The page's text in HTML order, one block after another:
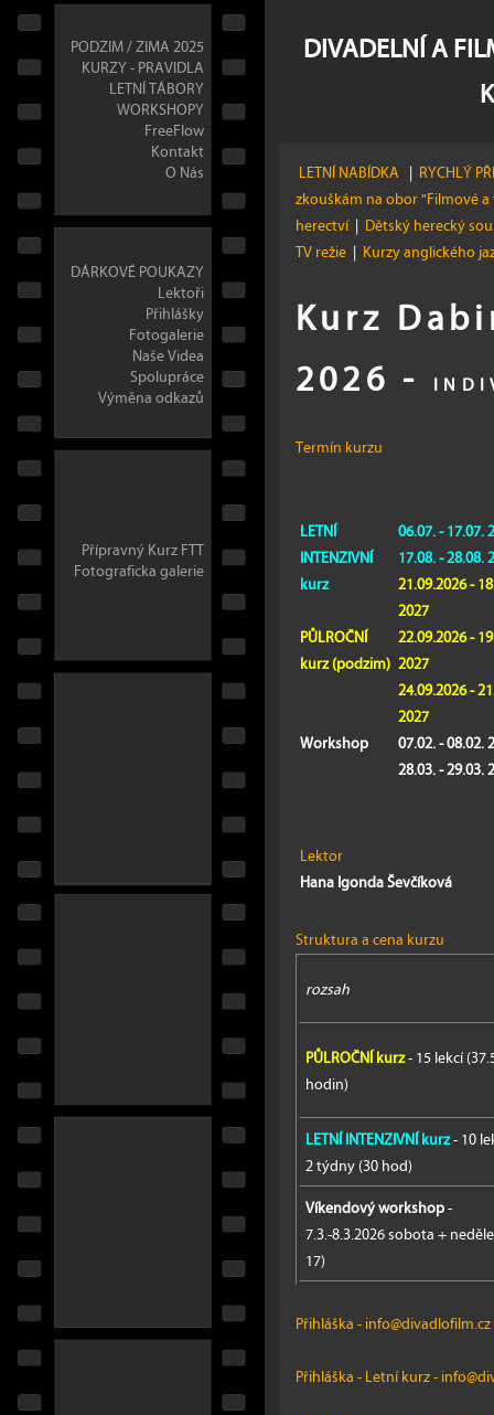
PODZIM / ZIMA 2025
KURZY - PRAVIDLA
LETNÍ TÁBORY
WORKSHOPY
FreeFlow
Kontakt
O Nás
DÁRKOVÉ POUKAZY
Lektoři
Přihlášky
Fotogalerie
Naše Videa
Spolupráce
Výměna odkazů
Přípravný Kurz FTT
Fotograficka galerie
DIVADELNÍ A
LETNÍ NABÍDKA | RYCHLÝ
zkouškám na obor "Filmové
herectví | Dětský herecký
TV režie | Kurzy anglického
Kurz
2026 -
Termín kurzu
LETNÍ
INTENZIVNÍ
kurz
PŮLROČNÍ
kurz (podzim)
Workshop
06.07. - 17.07.
17.08. - 28.08.
21.09.2026 -
2027
22.09.2026 -
2027
24.09.2026 -
2027
07.02. - 08.02.
28.03. - 29.03.
Lektor
Hana Igonda Ševčíková
Struktura a cena kurzu
rozsah
PŮLROČNÍ kurz- 15 lekcí
hodin)
LETNÍ INTENZIVNÍ kurz- 10
2 týdny (30 hod)
Víkendový workshop-
7.3.-8.3.2026 sobota +
17)
Přihláška-info@divadlofilm.cz
Přihláška - Letní kurz-